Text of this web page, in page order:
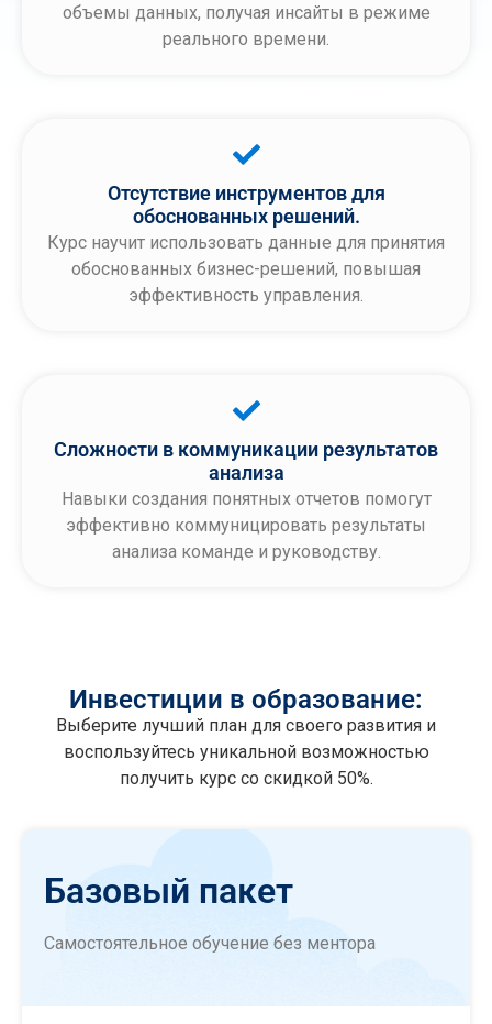
объемы данных, получая инсайты в режиме
реального времени.
Отсутствие инструментов для
обоснованных решений.
Курс научит использовать данные для принятия
обоснованных бизнес-решений, повышая
эффективность управления.
Сложности в коммуникации результатов
анализа
Навыки создания понятных отчетов помогут
эффективно коммуницировать результаты
анализа команде и руководству.
Инвестиции в образование:
Выберите лучший план для своего развития и
воспользуйтесь уникальной возможностью
получить курс со скидкой 50%.
Базовый пакет
Самостоятельное обучение без ментора